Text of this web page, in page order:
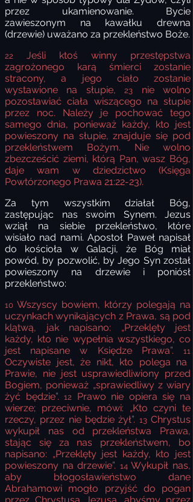
przez ukamienowanie. Bycie
zawieszonym na kawałku drewna
(drzewie) uważano za przekleństwo Boże.
22
Jeśli ktoś winny przestępstwa
zagrożonego karą śmierci zostanie
stracony, a jego ciało zostanie
wystawione na słupie,23
nie wolno
pozostawiać ciała wiszącego na słupie
przez noc. Należy je pochować tego
samego dnia, ponieważ każdy, kto jest
powieszony na słupie, znajduje się pod
przekleństwem Bożym. Nie wolno
zbezcześcić ziemi, którą Pan, wasz Bóg,
daje wam w dziedzictwo (Księga
Powtórzonego Prawa 21:22-23).
Za tym wszystkim działał Bóg,
zastępując nas swoim Synem. Jezus
wziął na siebie przekleństwo, które
wisiało nad nami. Apostoł Paweł napisał
do kościoła w Galacji, że Bóg miał
powód, by pozwolić, by Jego Syn został
powieszony na drzewie i poniósł
przekleństwo:
10 Wszyscy bowiem, którzy polegają na
uczynkach wynikających z Prawa, są pod
klątwą, jak napisano: „Przeklęty jest
każdy, kto nie wypełnia wszystkiego, co
jest napisane w Księdze Prawa”. 11
Oczywiste jest, że nikt, kto polega na
Prawie, nie jest usprawiedliwiony przed
Bogiem, ponieważ „sprawiedliwy z wiary
żyć będzie”.12
Prawo nie opiera się na
wierze; przeciwnie, mówi: „Kto czyni te
rzeczy, przez nie będzie żył”. 13Chrystus
wykupił nas od przekleństwa Prawa,
stając się za nas przekleństwem, bo
napisano: „Przeklęty jest każdy, kto jest
powieszony na drzewie”. 14Wykupił nas,
aby błogosławieństwo dane
Abrahamowi mogło przyjść do pogan